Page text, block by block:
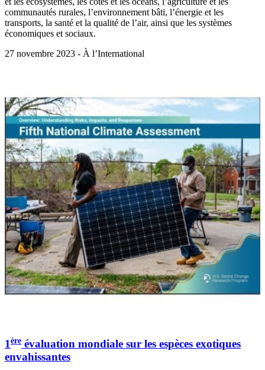
communautés rurales, l’environnement bâti, l’énergie et les
transports, la santé et la qualité de l’air, ainsi que les systèmes
économiques et sociaux.
27 novembre 2023 - À l’International
1ère évaluation mondiale sur les espèces exotiques
envahissantes